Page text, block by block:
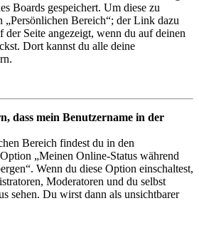
Boards gespeichert. Um diese zu
„Persönlichen Bereich“; der Link dazu
der Seite angezeigt, wenn du auf deinen
Dort kannst du alle deine
dass mein Benutzername in der
Bereich findest du in den
„Meinen Online-Status während
Wenn du diese Option einschaltest,
Moderatoren und du selbst
sehen. Du wirst dann als unsichtbarer